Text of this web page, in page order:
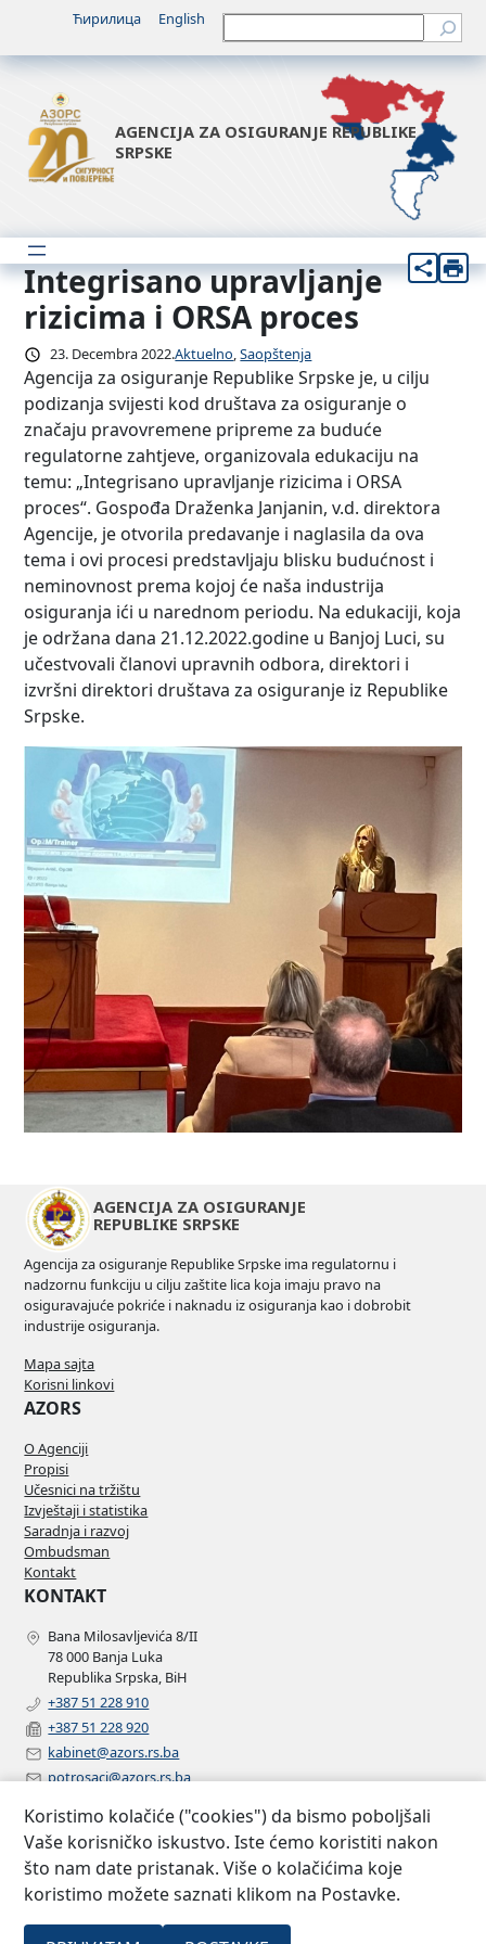
sadržaj
Ћирилица English Претрага
AGENCIJA ZA OSIGURANJE REPUBLIKE
SRPSKE
Integrisano upravljanje
rizicima i ORSA proces
23. Decembra 2022.Aktuelno, Saopštenja
Agencija za osiguranje Republike Srpske je, u cilju
podizanja svijesti kod društava za osiguranje o
značaju pravovremene pripreme za buduće
regulatorne zahtjeve, organizovala edukaciju na
temu: „Integrisano upravljanje rizicima i ORSA
proces“. Gospođa Draženka Janjanin, v.d. direktora
Agencije, je otvorila predavanje i naglasila da ova
tema i ovi procesi predstavljaju blisku budućnost i
neminovnost prema kojoj će naša industrija
osiguranja ići u narednom periodu. Na edukaciji, koja
je održana dana 21.12.2022.godine u Banjoj Luci, su
učestvovali članovi upravnih odbora, direktori i
izvršni direktori društava za osiguranje iz Republike
Srpske.
AGENCIJA ZA OSIGURANJE
REPUBLIKE SRPSKE
Agencija za osiguranje Republike Srpske ima regulatornu i
nadzornu funkciju u cilju zaštite lica koja imaju pravo na
osiguravajuće pokriće i naknadu iz osiguranja kao i dobrobit
industrije osiguranja.
Mapa sajta
Korisni linkovi
AZORS
O Agenciji
Propisi
Učesnici na tržištu
Izvještaji i statistika
Saradnja i razvoj
Ombudsman
Kontakt
KONTAKT
Bana Milosavljevića 8/II
78 000 Banja Luka
Republika Srpska, BiH
+387 51 228 910
+387 51 228 920
kabinet@azors.rs.ba
potrosaci@azors.rs.ba
PRATITE NAS
Facebook
Instagram
Linkedin
Koristimo kolačiće ("cookies") da bismo poboljšali
Vaše korisničko iskustvo. Iste ćemo koristiti nakon
što nam date pristanak. Više o kolačićima koje
koristimo možete saznati klikom na Postavke.